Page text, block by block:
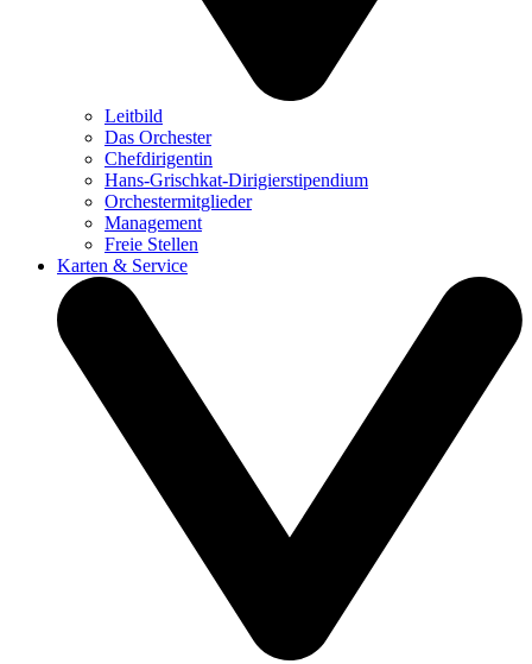
Leitbild
Das Orchester
Chefdirigentin
Hans-Grischkat-Dirigierstipendium
Orchestermitglieder
Management
Freie Stellen
Karten & Service